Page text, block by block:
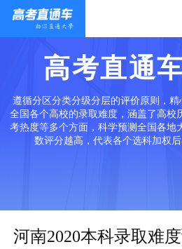
高考直通
遵循分区分类分级分层的评价原则，
全国各个高校的录取难度，涵盖了高校
考热度等多个方面，科学预测全国各地
数评分越高，代表各个选科加权
河南2020本科录取难